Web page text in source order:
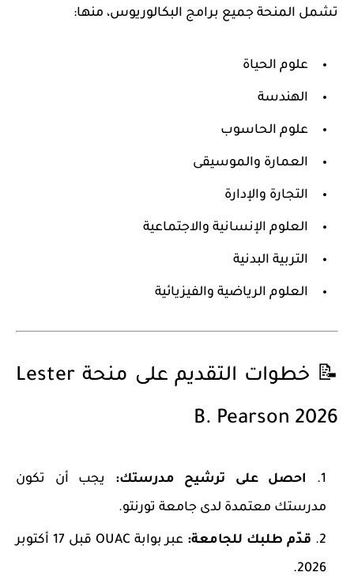
تشمل المنحة جميع برامج البكالوريوس، منها:
علوم الحياة
الهندسة
علوم الحاسوب
العمارة والموسيقى
التجارة والإدارة
العلوم الإنسانية والاجتماعية
التربية البدنية
العلوم الرياضية والفيزيائية
📝 خطوات التقديم على منحة Lester
B. Pearson 2026
احصل على ترشيح مدرستك: يجب أن تكون
مدرستك معتمدة لدى جامعة تورنتو.
قدّم طلبك للجامعة:
عبر بوابة OUAC قبل 17 أكتوبر
2026.